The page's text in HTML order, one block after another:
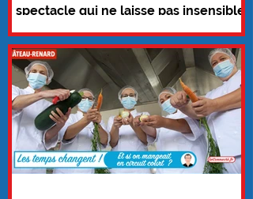
spectacle qui ne laisse pas insensible
les spectateurs. Les « Strongmen »
et Strongwomen débarquent à...